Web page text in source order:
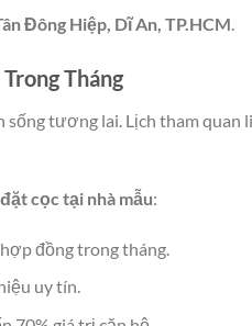
Đông Hiệp, Dĩ An, TP.HCM.
Tháng
sống tương lai. Lịch tham quan
cọc tại nhà mẫu:
đồng trong tháng.
uy tín.